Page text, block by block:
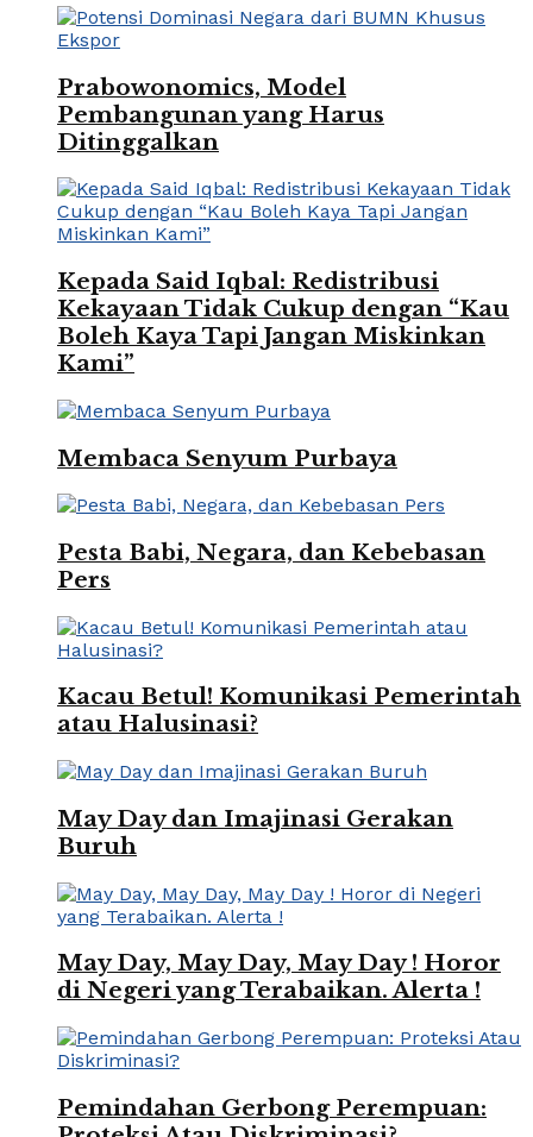
Prabowonomics, Model
Pembangunan yang Harus
Ditinggalkan
Kepada Said Iqbal: Redistribusi
Kekayaan Tidak Cukup dengan “Kau
Boleh Kaya Tapi Jangan Miskinkan
Kami”
Membaca Senyum Purbaya
Pesta Babi, Negara, dan Kebebasan
Pers
Kacau Betul! Komunikasi Pemerintah
atau Halusinasi?
May Day dan Imajinasi Gerakan
Buruh
May Day, May Day, May Day ! Horor
di Negeri yang Terabaikan. Alerta !
Pemindahan Gerbong Perempuan: